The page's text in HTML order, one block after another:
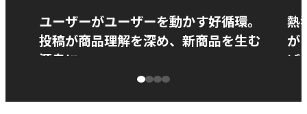
ユーザーがユーザーを動かす好循環。
投稿が商品理解を深め、新商品を生む
源泉に
熱
が
ぱ